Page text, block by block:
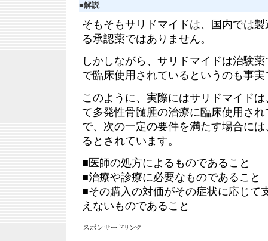
■解説
そもそもサリドマイドは、国内では
る承認薬ではありません。
しかしながら、サリドマイドは治験
で臨床使用されているというのも事実
このように、実際にはサリドマイド
て多発性骨髄腫の治療に臨床使用さ
で、次の一定の要件を満たす場合に
るとされています。
■医師の処方によるものであること
■治療や診療に必要なものであること
■その購入の対価がその症状に応じて
えないものであること